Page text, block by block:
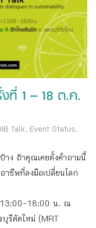
งที่ 1 – 18 ต.ค.
Talk, Event Status,
าง ถ้าคุณเคยตั้งคําถามนี้
าชีพที่ลงมือเปลี่ยนโลก
13:00-18:00 น. ณ
รีตัดใหม่ (MRT